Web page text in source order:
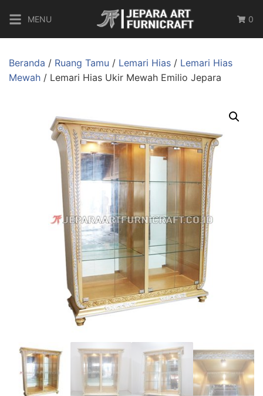
MENU 0
Beranda / Ruang Tamu / Lemari Hias / Lemari Hias
Mewah / Lemari Hias Ukir Mewah Emilio Jepara